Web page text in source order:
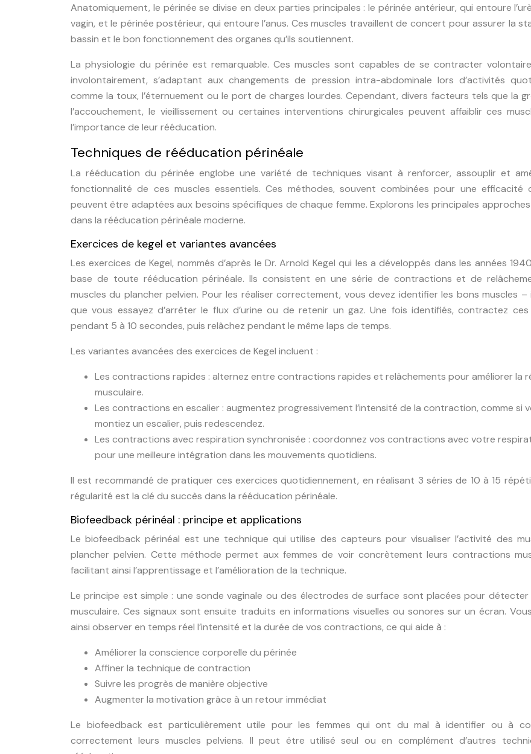
Anatomiquement, le périnée se divise en deux parties principales : le périnée antérieur, qui entoure
vagin, et le périnée postérieur, qui entoure l’anus. Ces muscles travaillent de concert pour assurer la
bassin et le bon fonctionnement des organes qu’ils soutiennent.
La physiologie du périnée est remarquable. Ces muscles sont capables de se contracter
involontairement, s’adaptant aux changements de pression intra-abdominale lors d’activités
comme la toux, l’éternuement ou le port de charges lourdes. Cependant, divers facteurs tels que la
l’accouchement, le vieillissement ou certaines interventions chirurgicales peuvent affaiblir ces
l’importance de leur rééducation.
Techniques de rééducation périnéale
La rééducation du périnée englobe une variété de techniques visant à renforcer, assouplir et
fonctionnalité de ces muscles essentiels. Ces méthodes, souvent combinées pour une efficacité
peuvent être adaptées aux besoins spécifiques de chaque femme. Explorons les principales
dans la rééducation périnéale moderne.
Exercices de kegel et variantes avancées
Les exercices de Kegel, nommés d’après le Dr. Arnold Kegel qui les a développés dans les années
base de toute rééducation périnéale. Ils consistent en une série de contractions et de
muscles du plancher pelvien. Pour les réaliser correctement, vous devez identifier les bons muscles –
que vous essayez d’arrêter le flux d’urine ou de retenir un gaz. Une fois identifiés, contractez ces
pendant 5 à 10 secondes, puis relâchez pendant le même laps de temps.
Les variantes avancées des exercices de Kegel incluent :
Les contractions rapides : alternez entre contractions rapides et relâchements pour améliorer la
musculaire.
Les contractions en escalier : augmentez progressivement l’intensité de la contraction, comme si
montiez un escalier, puis redescendez.
Les contractions avec respiration synchronisée : coordonnez vos contractions avec votre
pour une meilleure intégration dans les mouvements quotidiens.
Il est recommandé de pratiquer ces exercices quotidiennement, en réalisant 3 séries de 10 à 15
régularité est la clé du succès dans la rééducation périnéale.
Biofeedback périnéal : principe et applications
Le biofeedback périnéal est une technique qui utilise des capteurs pour visualiser l’activité des
plancher pelvien. Cette méthode permet aux femmes de voir concrètement leurs contractions
facilitant ainsi l’apprentissage et l’amélioration de la technique.
Le principe est simple : une sonde vaginale ou des électrodes de surface sont placées pour détecter
musculaire. Ces signaux sont ensuite traduits en informations visuelles ou sonores sur un écran.
ainsi observer en temps réel l’intensité et la durée de vos contractions, ce qui aide à :
Améliorer la conscience corporelle du périnée
Affiner la technique de contraction
Suivre les progrès de manière objective
Augmenter la motivation grâce à un retour immédiat
Le biofeedback est particulièrement utile pour les femmes qui ont du mal à identifier ou à
correctement leurs muscles pelviens. Il peut être utilisé seul ou en complément d’autres